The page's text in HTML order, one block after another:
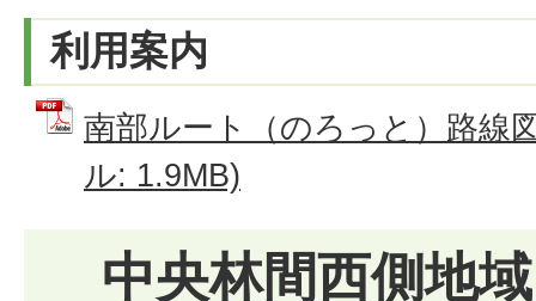
利用案内
南部ルート（のろっと）路線
ル: 1.9MB)
中央林間西側地